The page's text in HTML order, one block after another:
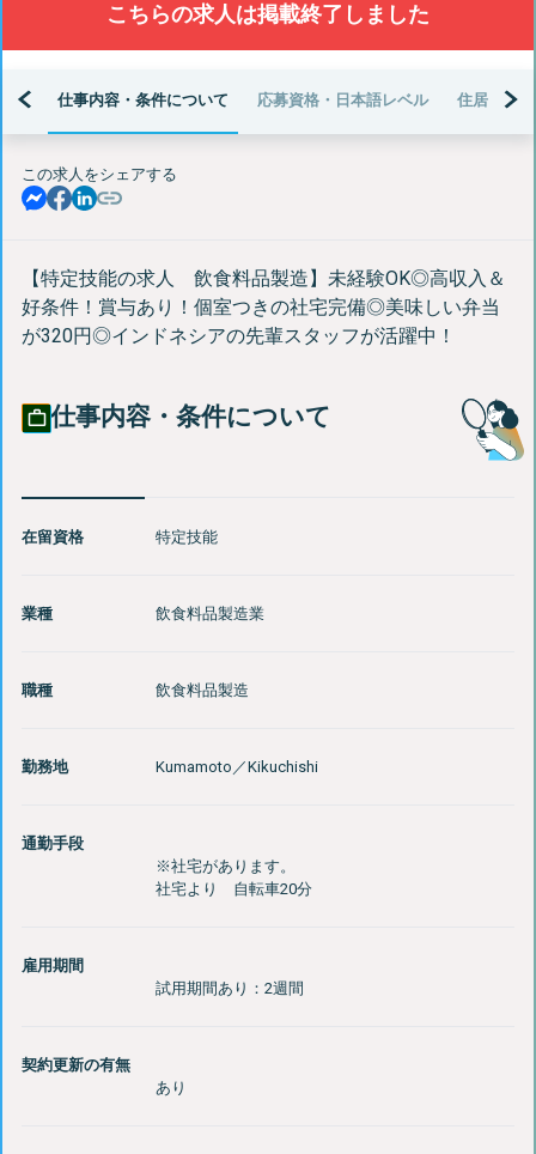
こちらの求人は掲載終了しました
仕事内容・条件について 応募資格・日本語レベル 住居・生
この求人をシェアする
【特定技能の求人 飲食料品製造】未経験OK◎高収入＆
好条件！賞与あり！個室つきの社宅完備◎美味しい弁当
が320円◎インドネシアの先輩スタッフが活躍中！
仕事内容・条件について
在留資格 特定技能
業種 飲食料品製造業
職種 飲食料品製造
勤務地 Kumamoto ／Kikuchishi
通勤手段
※社宅があります。
雇用期間
契約更新の有無